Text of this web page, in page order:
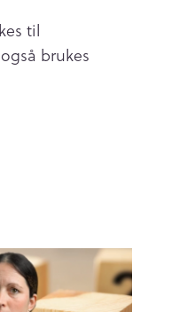
til
brukes